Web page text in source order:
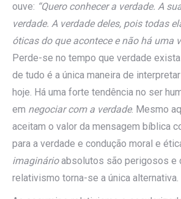
ouve: “Quero conhecer a verdade. A
verdade. A verdade deles, pois todas
óticas do que acontece e não há uma
Perde-se no tempo que verdade
de tudo é a única maneira de
hoje. Há uma forte tendência no ser
em negociar com a verdade. Mesmo
aceitam o valor da mensagem bíblica
para a verdade e condução moral e
imaginárioabsolutos são perigosos e
relativismo torna-se a única alternativa.